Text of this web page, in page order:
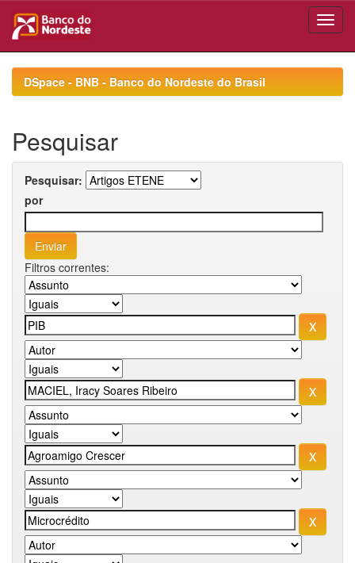
navigationDSpace - BNB - Banco do Nordeste do Brasil
Pesquisar
Pesquisar:
por
Filtros correntes: